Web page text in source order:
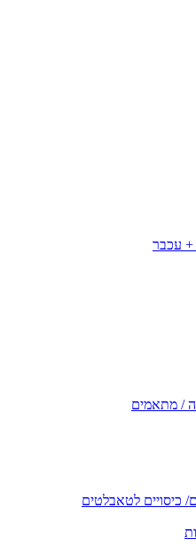
עכבר
/ מתאמים
כיסויים לטאבלטים